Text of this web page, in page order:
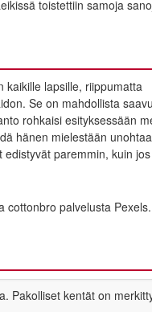
toistettiin samoja
kaikille lapsille, riippumatta
Se on mahdollista
rohkaisi esityksessään
hänen mielestään
paremmin, kuin
cottonbro palvelusta
Pakolliset kentät on